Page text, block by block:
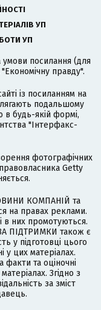
УП
УП
умови посилання (для
правду".
із посиланням на
подальшому
будь-якій формі,
"Інтерфакс-
фотографічних
Getty
КОМПАНІЙ та
на правах реклами.
в них промотуються.
ПІДТРИМКИ також є
у підготовці цього
у цих матеріалах.
факти та оціночні
Згідно з
за зміст